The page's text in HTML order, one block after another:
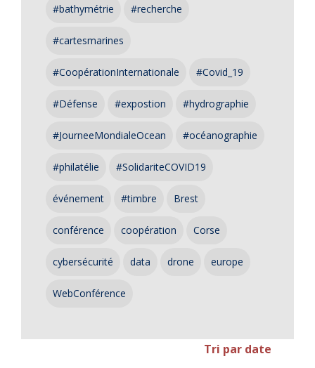
#bathymétrie #recherche
#cartesmarines
#CoopérationInternationale #Covid_19
#Défense #expostion #hydrographie
#JourneeMondialeOcean #océanographie
#philatélie #SolidariteCOVID19
événement #timbre Brest
conférence coopération Corse
cybersécurité data drone europe
WebConférence
Tri par date